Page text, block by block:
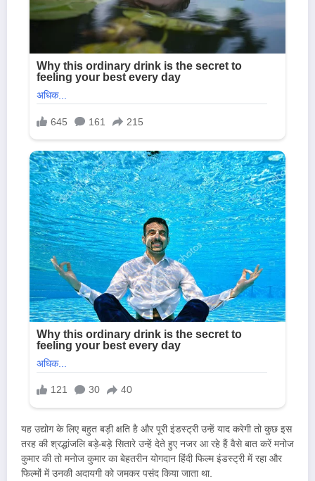
यह उद्योग के लिए बहुत बड़ी क्षति है और पूरी इंडस्ट्री उन्हें याद करेगी तो कुछ इस
तरह की श्रद्धांजलि बड़े-बड़े सितारे उन्हें देते हुए नजर आ रहे हैं वैसे बात करें मनोज
कुमार की तो मनोज कुमार का बेहतरीन योगदान हिंदी फिल्म इंडस्ट्री में रहा और
फिल्मों में उनकी अदायगी को जमकर पसंद किया जाता था.